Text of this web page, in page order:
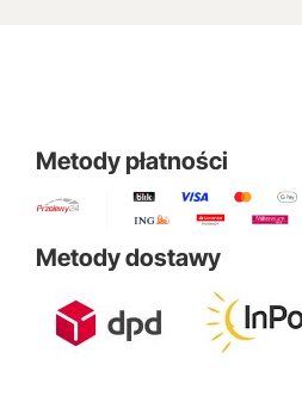
Metody płatności
Metody dostawy